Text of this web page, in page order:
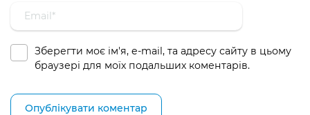
Зберегти моє ім'я, e-mail, та адресу сайту в цьому
браузері для моїх подальших коментарів.